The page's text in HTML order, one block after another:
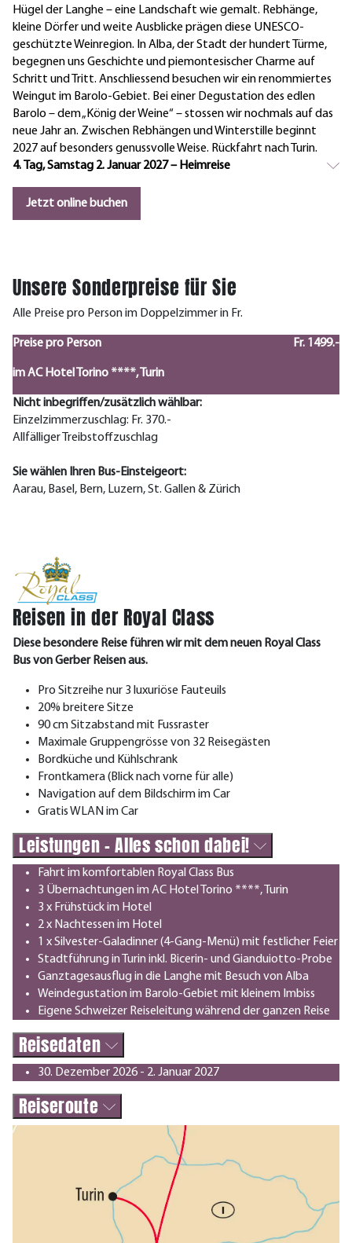
Hügel der Langhe – eine Landschaft wie gemalt. Rebhänge,
kleine Dörfer und weite Ausblicke prägen diese UNESCO-
geschützte Weinregion. In Alba, der Stadt der hundert Türme,
begegnen uns Geschichte und piemontesischer Charme auf
Schritt und Tritt. Anschliessend besuchen wir ein renommiertes
Weingut im Barolo-Gebiet. Bei einer Degustation des edlen
Barolo – dem „König der Weine“ – stossen wir nochmals auf das
neue Jahr an. Zwischen Rebhängen und Winterstille beginnt
2027 auf besonders genussvolle Weise. Rückfahrt nach Turin.
4. Tag, Samstag 2. Januar 2027 – Heimreise
Jetzt online buchen
Unsere Sonderpreise für Sie
Alle Preise pro Person im Doppelzimmer in Fr.
Preise pro Person Fr. 1499.-
im AC Hotel Torino ****, Turin
Nicht inbegriffen/zusätzlich wählbar:
Einzelzimmerzuschlag: Fr. 370.-
Allfälliger Treibstoffzuschlag
Sie wählen Ihren Bus-Einsteigeort:
Aarau, Basel, Bern, Luzern, St. Gallen & Zürich
Reisen in der Royal Class
Diese besondere Reise führen wir mit dem neuen Royal Class
Bus von Gerber Reisen aus.
Pro Sitzreihe nur 3 luxuriöse Fauteuils
20% breitere Sitze
90 cm Sitzabstand mit Fussraster
Maximale Gruppengrösse von 32 Reisegästen
Bordküche und Kühlschrank
Frontkamera (Blick nach vorne für alle)
Navigation auf dem Bildschirm im Car
Gratis WLAN im Car
Leistungen - Alles schon dabei!
Fahrt im komfortablen Royal Class Bus
3 Übernachtungen im AC Hotel Torino ****, Turin
3 x Frühstück im Hotel
2 x Nachtessen im Hotel
1 x Silvester-Galadinner (4-Gang-Menü) mit festlicher Feier
Stadtführung in Turin inkl. Bicerin- und Gianduiotto-Probe
Ganztagesausflug in die Langhe mit Besuch von Alba
Weindegustation im Barolo-Gebiet mit kleinem Imbiss
Eigene Schweizer Reiseleitung während der ganzen Reise
Reisedaten
30. Dezember 2026 - 2. Januar 2027
Reiseroute